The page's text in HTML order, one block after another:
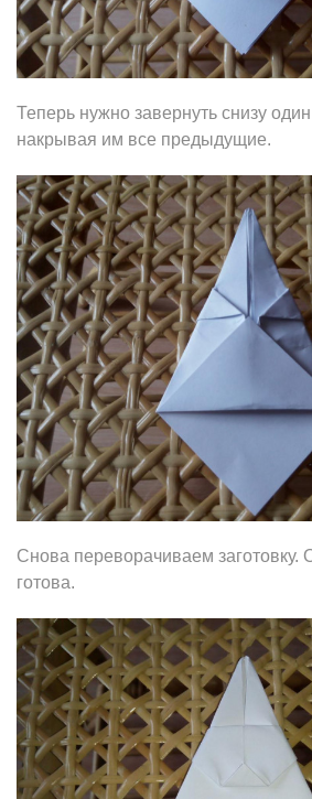
Теперь нужно завернуть снизу
накрывая им все предыдущие.
Снова переворачиваем заготовку.
готова.